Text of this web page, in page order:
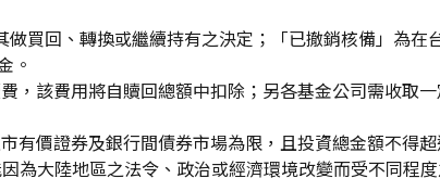
買回、轉換或繼續持有之決定；「已撤銷核備」為在
。
，該費用將自贖回總額中扣除；另各基金公司需收取
有價證券及銀行間債券市場為限，且投資總金額不得
為大陸地區之法令、政治或經濟環境改變而受不同程